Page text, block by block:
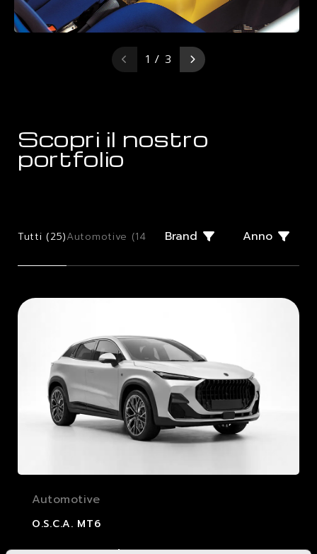
1 / 3
Scopri il nostro
portfolio
Tutti (25)Automotive (14 Few Offs (2) Giugiaro Design (
Brand Anno
Automotive
O.S.C.A. MT6